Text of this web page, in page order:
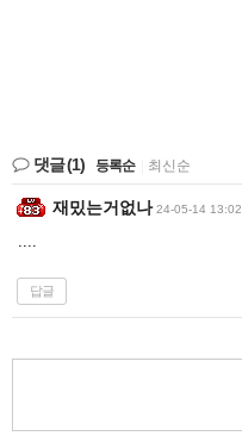
댓글(1) 등록순 최신순
재밌는거없나 24-05-14 13:02
답글